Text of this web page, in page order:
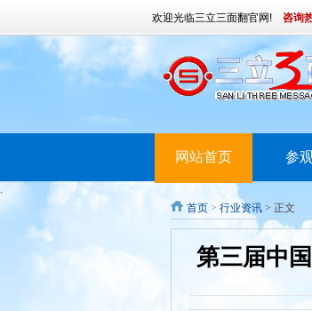
欢迎光临三立三面翻官网! 咨询
网站首页 参
.
首页 > 行业资讯 > 正文
第三届中